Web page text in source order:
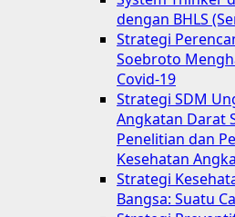
dengan BHLS
Strategi
Soebroto
Covid-19
Strategi SDM
Angkatan Darat
Penelitian dan
Kesehatan
Strategi
Bangsa: Suatu